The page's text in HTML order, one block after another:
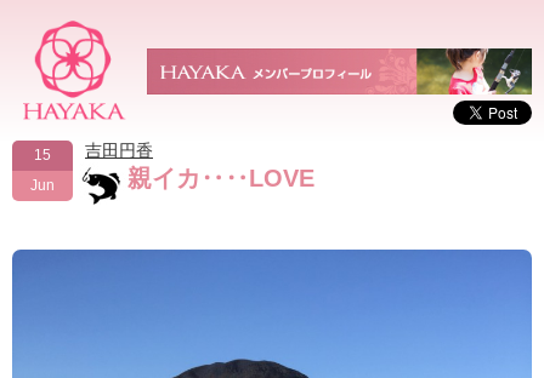
15
Jun
吉田円香
親イカ‥‥LOVE